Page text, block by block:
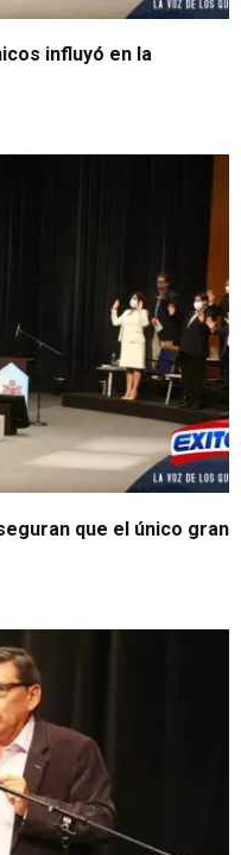
influyó en la
que el único gran